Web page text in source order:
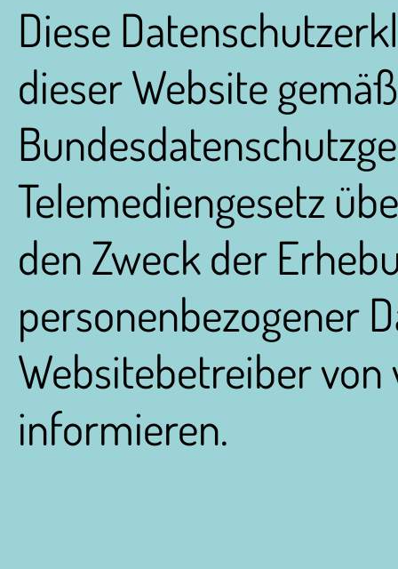
Diese
dieser Website gemäß
Telemediengesetz
den Zweck der
personenbezogener
Websitebetreiber
informieren.